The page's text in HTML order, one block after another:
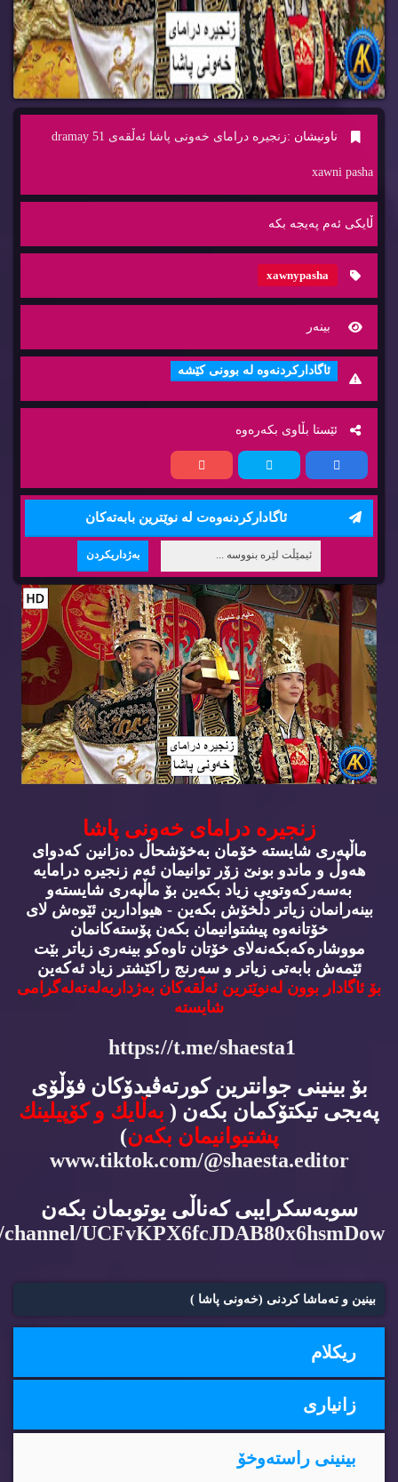
ناونیشان : زنجیره‌ درامای خه‌ونی پاشا ئه‌ڵقه‌ی 51 dramay
xawni pasha
ڵایكی ئه‌م په‌یجه‌ بكه‌
xawnypasha
بینه‌ر
ئاگاداركردنه‌وه‌ له‌ بوونی كێشه‌
ئێستا بڵاوی بكه‌ره‌وه‌
ئاگاداركردنه‌وه‌ت له‌ نوێترین بابه‌ته‌كان
زنجیره‌ درامای خه‌ونی پاشا
ماڵپه‌ری شایسته‌ خۆمان به‌خۆشحاڵ ده‌زانین كه‌دوای
هه‌وڵ و ماندو بونێ زۆر توانیمان ئه‌م زنجیره‌ درامایه‌
به‌سه‌ركه‌وتویی زیاد بكه‌ین بۆ ماڵپه‌ری شایسته‌و
بینه‌رانمان زیاتر دڵخۆش بكه‌ین - هیوادارین ئێوه‌ش لای
خۆتانه‌وه‌ پیشتوانیمان بكه‌ن پۆسته‌كانمان
مووشاره‌كه‌بكه‌نه‌لای خۆتان تاوه‌كو بینه‌ری زیاتر بێت
ئێمه‌ش بابه‌تی زیاتر و سه‌رنج راكێشتر زیاد ئه‌كه‌ین
بۆ ئاگادار بوون له‌نوێترین ئه‌ڵقه‌كان به‌ژداربه‌له‌ته‌له‌گرامی
شایسته‌
https://t.me/shaesta1
بۆ بینینی جوانترین كورته‌ڤیدۆكان فۆڵۆی
په‌یجی تیكتۆكمان بكه‌ن ( به‌ڵایك و كۆپیلینك
پشتیوانیمان بكه‌ن)
www.tiktok.com/@shaesta.editor
سوبه‌سكرایبی كه‌ناڵی یوتوبمان بكه‌ن
UCFvKPX6fcJDAB80x6hsmDow
بینین و ته‌ماشا كردنی (خه‌ونی پاشا )
ریكلام
زانیاری
بینینی راسته‌وخۆ